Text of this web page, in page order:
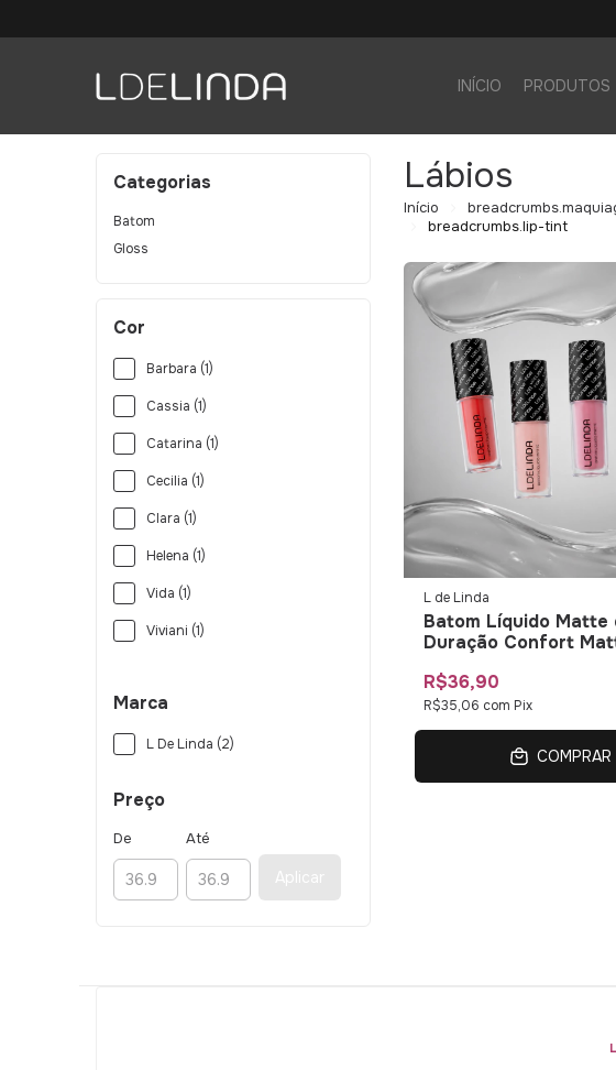
INÍCIO PRODUTOS
Categorias
Batom
Gloss
Cor
Barbara (1)
Cassia (1)
Catarina (1)
Cecilia (1)
Clara (1)
Helena (1)
Vida (1)
Viviani (1)
Marca
L De Linda (2)
Preço
De Até
Aplicar
Lábios
Início
breadcrumbs.lip-tint
L de Linda
Batom Líquido Matte
Duração Confort
R$36,90
R$35,06 com Pix
COMPRAR